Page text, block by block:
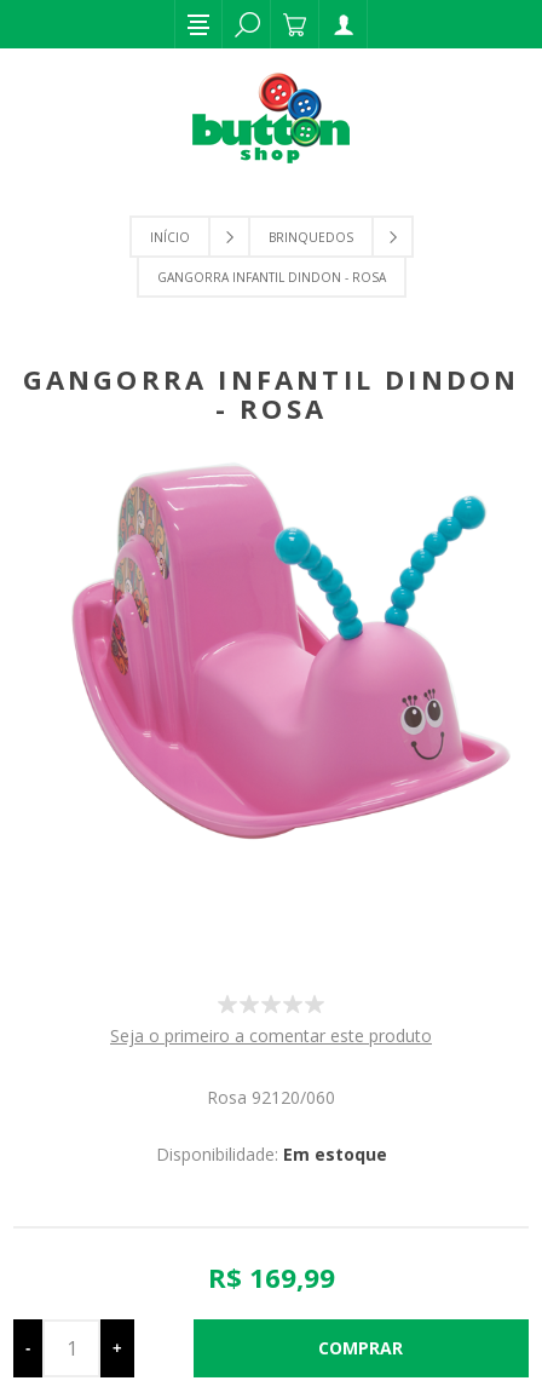
INÍCIO BRINQUEDOS
GANGORRA INFANTIL DINDON - ROSA
GANGORRA INFANTIL DINDON
- ROSA
Seja o primeiro a comentar este produto
Rosa 92120/060
Disponibilidade: Em estoque
R$ 169,99
- +